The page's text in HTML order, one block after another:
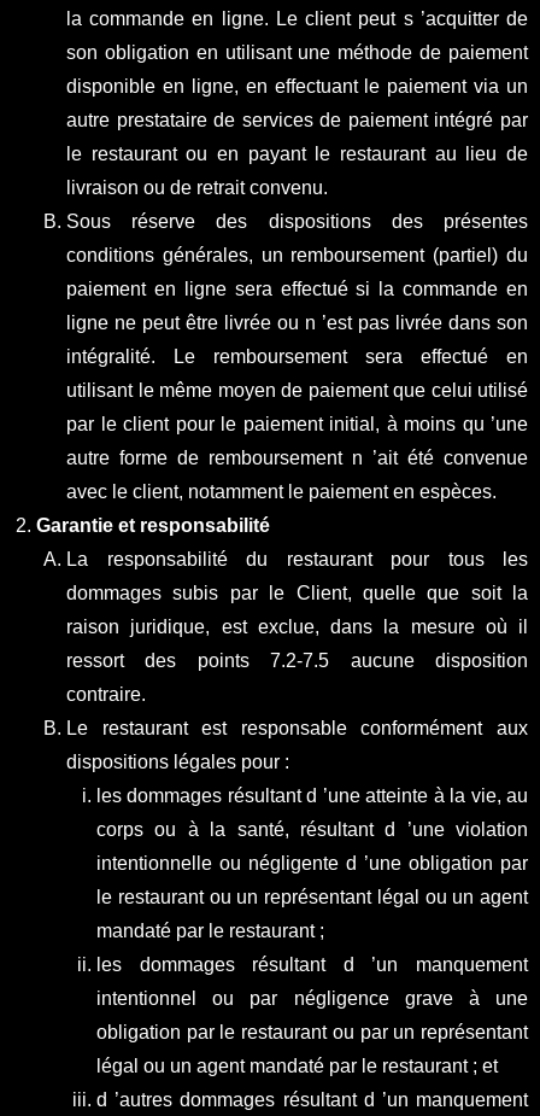
la commande en ligne. Le client peut s ’acquitter de
son obligation en utilisant une méthode de paiement
disponible en ligne, en effectuant le paiement via un
autre prestataire de services de paiement intégré par
le restaurant ou en payant le restaurant au lieu de
livraison ou de retrait convenu.
Sous réserve des dispositions des présentes
conditions générales, un remboursement (partiel) du
paiement en ligne sera effectué si la commande en
ligne ne peut être livrée ou n ’est pas livrée dans son
intégralité. Le remboursement sera effectué en
utilisant le même moyen de paiement que celui utilisé
par le client pour le paiement initial, à moins qu ’une
autre forme de remboursement n ’ait été convenue
avec le client, notamment le paiement en espèces.
Garantie et responsabilité
La responsabilité du restaurant pour tous les
dommages subis par le Client, quelle que soit la
raison juridique, est exclue, dans la mesure où il
ressort des points 7.2-7.5 aucune disposition
contraire.
Le restaurant est responsable conformément aux
dispositions légales pour :
les dommages résultant d ’une atteinte à la vie, au
corps ou à la santé, résultant d ’une violation
intentionnelle ou négligente d ’une obligation par
le restaurant ou un représentant légal ou un agent
mandaté par le restaurant ;
les dommages résultant d ’un manquement
intentionnel ou par négligence grave à une
obligation par le restaurant ou par un représentant
légal ou un agent mandaté par le restaurant ; et
d ’autres dommages résultant d ’un manquement